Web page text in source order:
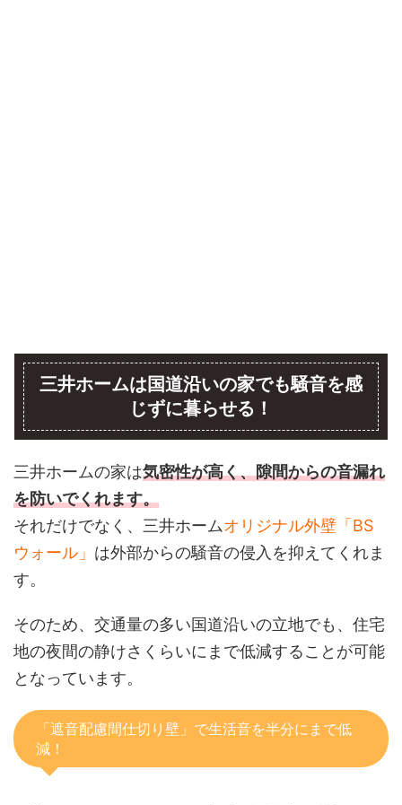
三井ホームは国道沿いの家でも騒音を感
じずに暮らせる！
三井ホームの家は気密性が高く、隙間からの音漏れ
を防いでくれます。
それだけでなく、三井ホームオリジナル外壁「BS
ウォール」 は外部からの騒音の侵入を抑えてくれま
す。
そのため、交通量の多い国道沿いの立地でも、住宅
地の夜間の静けさくらいにまで低減することが可能
となっています。
「遮音配慮間仕切り壁」で生活音を半分にまで低
減！